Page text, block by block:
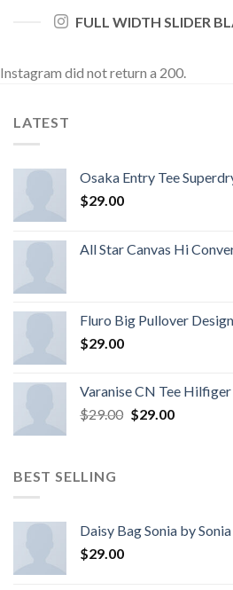
FULL WIDTH SLIDER
Instagram did not return a 200.
LATEST
Osaka Entry Tee
$29.00
All Star Canvas Hi
Fluro Big Pullover
$29.00
Varanise CN Tee
$29.00 $29.00
BEST SELLING
Daisy Bag Sonia by
$29.00